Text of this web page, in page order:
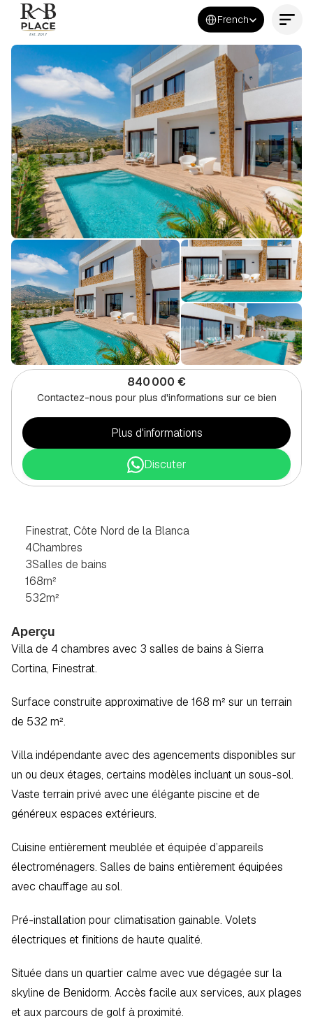
Select Language
French
Contactez-nous maintenant
840 000 €
Contactez-nous pour plus d'informations sur ce bien
Plus d'informations
Discuter
Finestrat, Côte Nord de la Blanca
4Chambres
3Salles de bains
168m²
532m²
Aperçu
Villa de 4 chambres avec 3 salles de bains à Sierra
Cortina, Finestrat.
Surface construite approximative de 168 m² sur un terrain
de 532 m².
Villa indépendante avec des agencements disponibles sur
un ou deux étages, certains modèles incluant un sous-sol.
Vaste terrain privé avec une élégante piscine et de
généreux espaces extérieurs.
Cuisine entièrement meublée et équipée d’appareils
électroménagers. Salles de bains entièrement équipées
avec chauffage au sol.
Pré-installation pour climatisation gainable. Volets
électriques et finitions de haute qualité.
Située dans un quartier calme avec vue dégagée sur la
skyline de Benidorm. Accès facile aux services, aux plages
et aux parcours de golf à proximité.